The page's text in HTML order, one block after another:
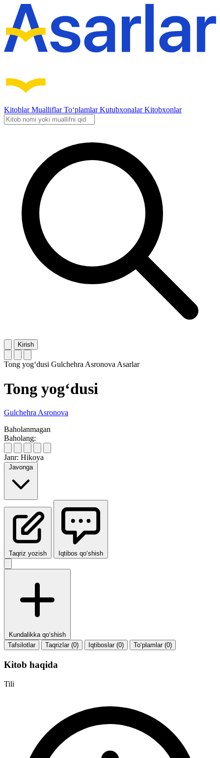
KitoblarMualliflarTo‘plamlarKutubxonalarKitobxonlar
Kirish
Tong yog‘dusi Gulchehra AsronovaAsarlar
Tong yog‘dusi
Gulchehra Asronova
Baholanmagan
Baholang:
Janr: Hikoya
Javonga
Taqriz yozish Iqtibos qo‘shish
Kundalikka qo‘shish
Tafsilotlar
Taqrizlar (0) Iqtiboslar (0) To‘plamlar (0)
Kitob haqida
Tili